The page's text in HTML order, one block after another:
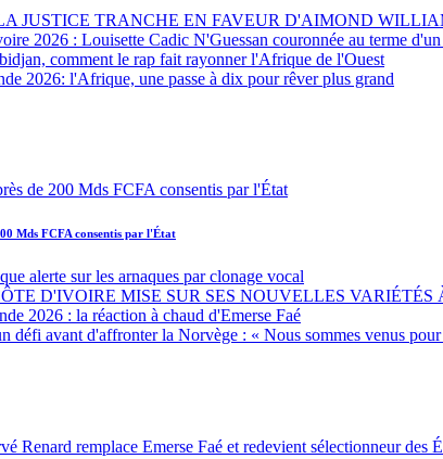
JUSTICE TRANCHE EN FAVEUR D'AIMOND
2026 : Louisette Cadic N'Guessan couronnée au terme d'un
comment le rap fait rayonner l'Afrique de l'Ouest
2026: l'Afrique, une passe à dix pour rêver plus grand
Mds FCFA consentis par l'État
alerte sur les arnaques par clonage vocal
D'IVOIRE MISE SUR SES NOUVELLES
2026 : la réaction à chaud d'Emerse Faé
défi avant d'affronter la Norvège : « Nous sommes venus